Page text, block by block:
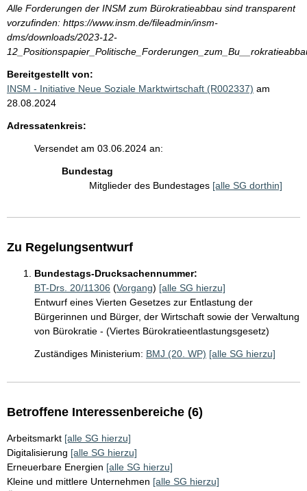
Alle Forderungen der INSM zum Bürokratieabbau sind transparent
vorzufinden: https://www.insm.de/fileadmin/insm-
dms/downloads/2023-12-
Bereitgestellt von:
INSM - Initiative Neue Soziale Marktwirtschaft (R002337) am
28.08.2024
Adressatenkreis:
Versendet am 03.06.2024 an:
Bundestag
Mitglieder des Bundestages [alle SG dorthin]
Zu Regelungsentwurf
Bundestags-Drucksachennummer:
BT-Drs. 20/11306 (Vorgang) [alle SG hierzu]
Entwurf eines Vierten Gesetzes zur Entlastung der
Bürgerinnen und Bürger, der Wirtschaft sowie der Verwaltung
von Bürokratie - (Viertes Bürokratieentlastungsgesetz)
Zuständiges Ministerium: BMJ (20. WP) [alle SG hierzu]
Betroffene Interessenbereiche (6)
Arbeitsmarkt [alle SG hierzu]
Digitalisierung [alle SG hierzu]
Erneuerbare Energien [alle SG hierzu]
Kleine und mittlere Unternehmen [alle SG hierzu]